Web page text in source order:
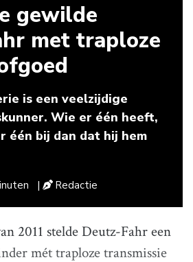
gewilde
met traploze
is een veelzijdige
Wie er één heeft,
één bij dan dat hij hem
| Redactie
2011 stelde Deutz-Fahr een
mét traploze transmissie